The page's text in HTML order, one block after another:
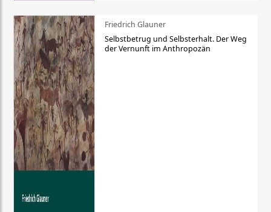
Friedrich Glauner
Selbstbetrug und Selbsterhalt. Der Weg
der Vernunft im Anthropozän